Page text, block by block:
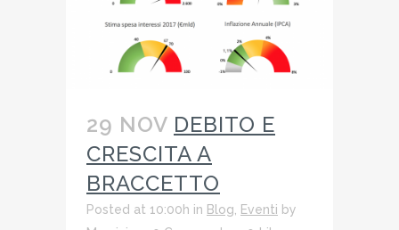
29 NOV DEBITO E
CRESCITA A
BRACCETTO
Posted at 10:00h in Blog, Eventi by